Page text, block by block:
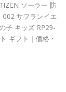
ソーラー 防
サフランイエ
子 キッズ RP29-
ギフト｜価格・